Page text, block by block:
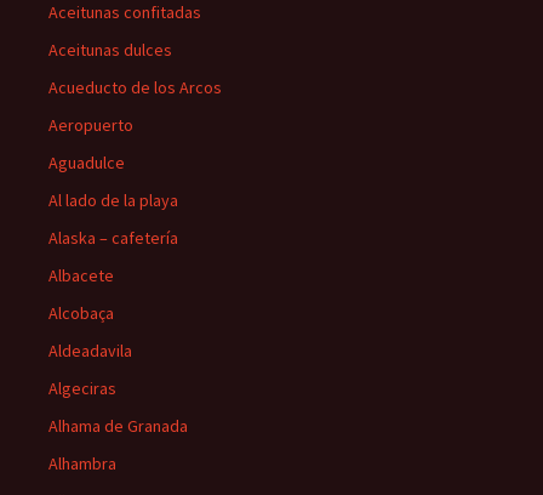
Aceitunas confitadas
Aceitunas dulces
Acueducto de los Arcos
Aeropuerto
Aguadulce
Al lado de la playa
Alaska – cafetería
Albacete
Alcobaça
Aldeadavila
Algeciras
Alhama de Granada
Alhambra